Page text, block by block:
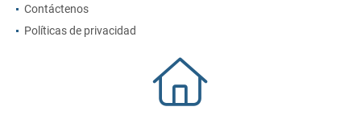
Contáctenos
Políticas de privacidad